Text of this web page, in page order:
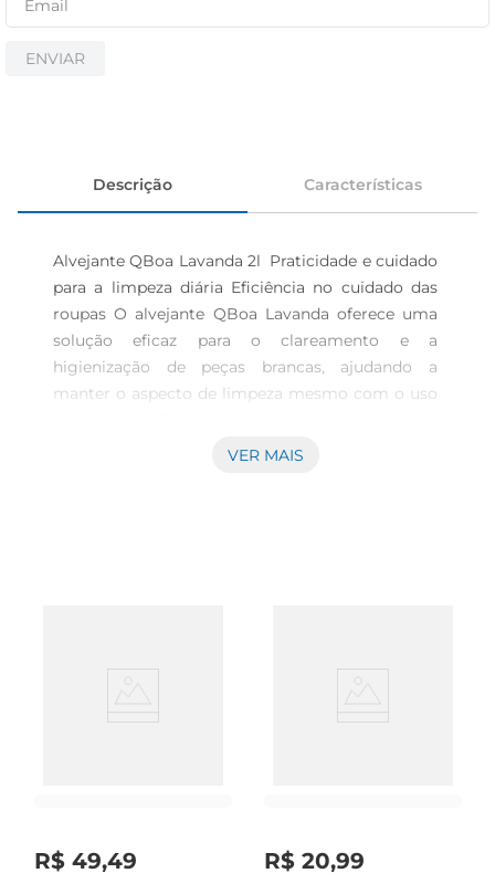
ENVIAR
Descrição Características
Alvejante QBoa Lavanda 2l  Praticidade e cuidado
para a limpeza diária Eficiência no cuidado das
roupas O alvejante QBoa Lavanda oferece uma
solução eficaz para o clareamento e a
higienização de peças brancas, ajudando a
manter o aspecto de limpeza mesmo com o uso
lavagem, é compatível com diversos tipos de
odor residual intenso ou desagradável.
regulares, promovendo um equilíbrioentre
VER MAIS
R$ 49,49 R$ 20,99